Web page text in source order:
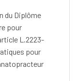
du Diplôme
pour
L.2223-
pour